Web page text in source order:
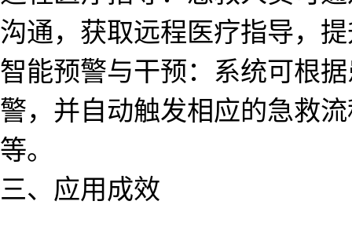
沟通，获取远程医疗指导，
智能预警与干预：系统可根
警，并自动触发相应的急救
等。
三、应用成效